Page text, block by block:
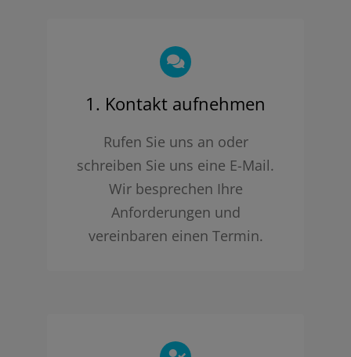
1. Kontakt aufnehmen
Rufen Sie uns an oder
schreiben Sie uns eine E-Mail.
Wir besprechen Ihre
Anforderungen und
vereinbaren einen Termin.